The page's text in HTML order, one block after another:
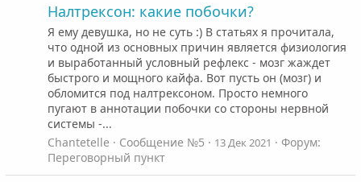
Налтрексон: какие побочки?
Я ему девушка, но не суть :) В статьях я прочитала,
что одной из основных причин является физиология
и выработанный условный рефлекс - мозг жаждет
быстрого и мощного кайфа. Вот пусть он (мозг) и
обломится под налтрексоном. Просто немного
пугают в аннотации побочки со стороны нервной
системы -...
Chantetelle
Сообщение №5 13 Дек 2021
Форум:
Переговорный пункт